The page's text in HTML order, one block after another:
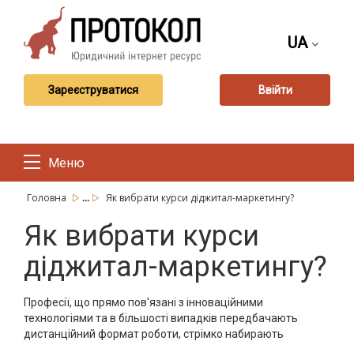
UA
Зареєструватися Ввійти
Меню
Головна ... Як вибрати курси діджитал-маркетингу?
Як вибрати курси
діджитал-маркетингу?
Професії, що прямо пов'язані з інноваційними
технологіями та в більшості випадків передбачають
дистанційний формат роботи, стрімко набирають